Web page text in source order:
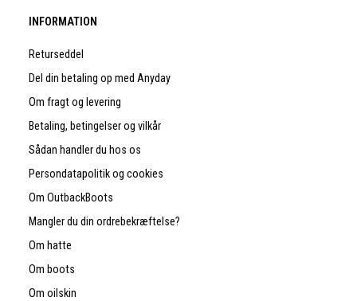
INFORMATION
Returseddel
Del din betaling op med Anyday
Om fragt og levering
Betaling, betingelser og vilkår
Sådan handler du hos os
Persondatapolitik og cookies
Om OutbackBoots
Mangler du din ordrebekræftelse?
Om hatte
Om boots
Om oilskin